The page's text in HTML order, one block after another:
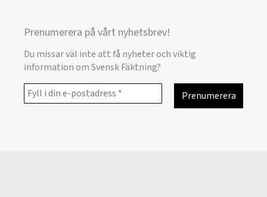
Prenumerera på vårt nyhetsbrev!
Du missar väl inte att få nyheter och viktig
information om Svensk Fäktning?